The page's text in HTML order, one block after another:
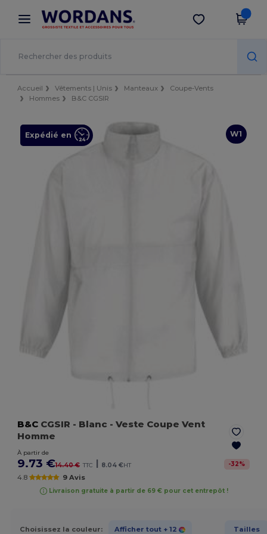
× Appli Wordans
Meilleurs prix sur l’app !
Obtenir l'appli
Accueil Vêtements | Unis Manteaux
Coupe-Vents
Hommes
B&C CGSIR
W1
Expédié en
B&C CGSIR - Blanc - Veste Coupe Vent
Homme
À partir de
9.73 €14.40 € TTC | 8.04 €HT -32%
4.8 9 Avis
Livraison gratuite à partir de 69 € pour cet entrepôt !
Choisissez la couleur: Afficher tout + 12 Tailles